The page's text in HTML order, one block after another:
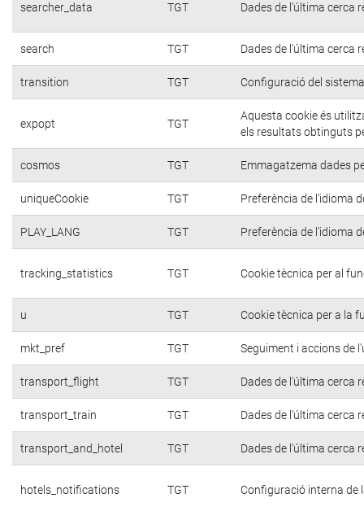
searcher_data TGT Dades de l'última cerca
search TGT Dades de l'última cerca
transition TGT Configuració del
expopt TGT
Aquesta cookie és
els resultats obtinguts
cosmos TGT Emmagatzema dades
uniqueCookie TGT Preferència de l'idioma
PLAY_LANG TGT Preferència de l'idioma
tracking_statistics TGT Cookie tècnica per al
u TGT Cookie tècnica per a la
mkt_pref TGT Seguiment i accions de
transport_flight TGT Dades de l'última cerca
transport_train TGT Dades de l'última cerca
transport_and_hotel TGT Dades de l'última cerca
hotels_notifications TGT Configuració interna de